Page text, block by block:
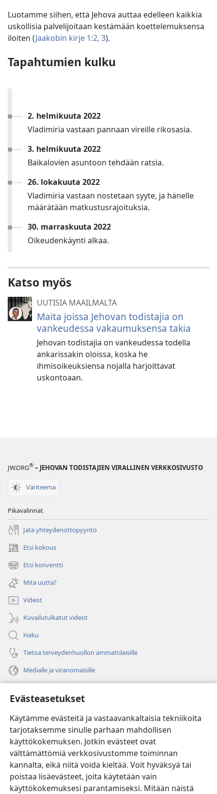
Evästeasetukset
Käytämme evästeitä ja vastaavankaltaisia tekniikoita
tarjotaksemme sinulle parhaan mahdollisen
käyttökokemuksen. Jotkin evästeet ovat
välttämättömiä verkkosivustomme toiminnan
kannalta, eikä niitä voida kieltää. Voit hyväksyä tai
poistaa lisäevästeet, joita käytetään vain
käyttökokemuksesi parantamiseksi. Mitään näistä
Luotamme siihen, että Jehova auttaa edelleen kaikkia
uskollisia palvelijoitaan kestämään koettelemuksensa
iloiten (Jaakobin kirje 1:2, 3).
Tapahtumien kulku
2. helmikuuta 2022
Vladimiria vastaan pannaan vireille rikosasia.
3. helmikuuta 2022
Baikalovien asuntoon tehdään ratsia.
26. lokakuuta 2022
Vladimiria vastaan nostetaan syyte, ja hänelle
määrätään matkustusrajoituksia.
30. marraskuuta 2022
Oikeudenkäynti alkaa.
Katso myös
UUTISIA MAAILMALTA
Maita joissa Jehovan todistajia on
vankeudessa vakaumuksensa takia
Jehovan todistajia on vankeudessa todella
ankarissakin oloissa, koska he
ihmisoikeuksiensa nojalla harjoittavat
uskontoaan.
JW.ORG® – JEHOVAN TODISTAJIEN VIRALLINEN VERKKOSIVUSTO
Väriteema
Pikavalinnat
Jätä yhteydenottopyyntö
Etsi kokous
(avaa
uuden
ikkunan)
Etsi konventti
(avaa
uuden
ikkunan)
Mitä uutta?
Videot
Kuvailutulkatut videot
Haku
Tietoa terveydenhuollon ammattilaisille
Medialle ja viranomaisille
(avaa
uuden
ikkunan)Vartiotornin VERKKOKIRJASTO
(avaa
uuden
ikkunan)JW Hub ®
(avaa
uuden
ikkunan)
®